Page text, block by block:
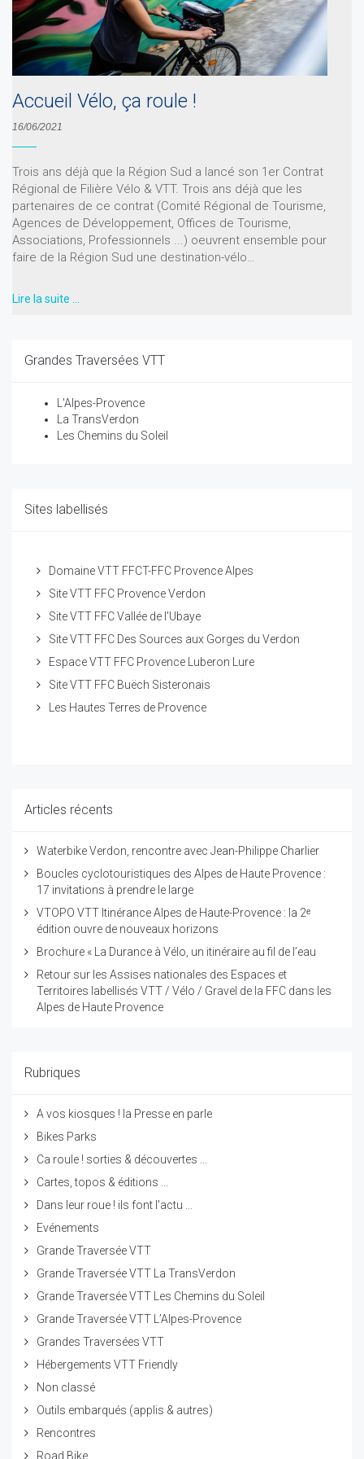
Accueil Vélo, ça roule !
16/06/2021
Trois ans déjà que la Région Sud a lancé son 1er Contrat
Régional de Filière Vélo & VTT. Trois ans déjà que les
partenaires de ce contrat (Comité Régional de Tourisme,
Agences de Développement, Offices de Tourisme,
Associations, Professionnels ...) oeuvrent ensemble pour
faire de la Région Sud une destination-vélo…
Lire la suite …
Grandes Traversées VTT
L'Alpes-Provence
La TransVerdon
Les Chemins du Soleil
Sites labellisés
Domaine VTT FFCT-FFC Provence Alpes
Site VTT FFC Provence Verdon
Site VTT FFC Vallée de l'Ubaye
Site VTT FFC Des Sources aux Gorges du Verdon
Espace VTT FFC Provence Luberon Lure
Site VTT FFC Buëch Sisteronais
Les Hautes Terres de Provence
Articles récents
Waterbike Verdon, rencontre avec Jean-Philippe Charlier
Boucles cyclotouristiques des Alpes de Haute Provence :
17 invitations à prendre le large
VTOPO VTT Itinérance Alpes de Haute-Provence : la 2ᵉ
édition ouvre de nouveaux horizons
Brochure « La Durance à Vélo, un itinéraire au fil de l’eau
Retour sur les Assises nationales des Espaces et
Territoires labellisés VTT / Vélo / Gravel de la FFC dans les
Alpes de Haute Provence
Rubriques
A vos kiosques ! la Presse en parle
Bikes Parks
Ca roule ! sorties & découvertes ...
Cartes, topos & éditions ...
Dans leur roue ! ils font l'actu ...
Evénements
Grande Traversée VTT
Grande Traversée VTT La TransVerdon
Grande Traversée VTT Les Chemins du Soleil
Grande Traversée VTT L’Alpes-Provence
Grandes Traversées VTT
Hébergements VTT Friendly
Non classé
Outils embarqués (applis & autres)
Rencontres
Road Bike